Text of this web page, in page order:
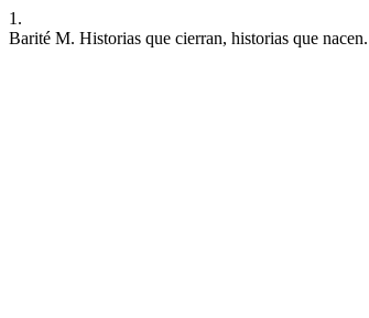
1.
Barité M. Historias que cierran, historias que